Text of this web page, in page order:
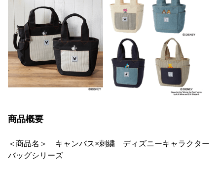
商品概要
＜商品名＞ キャンバス×刺繍 ディズニーキャラクター
バッグシリーズ